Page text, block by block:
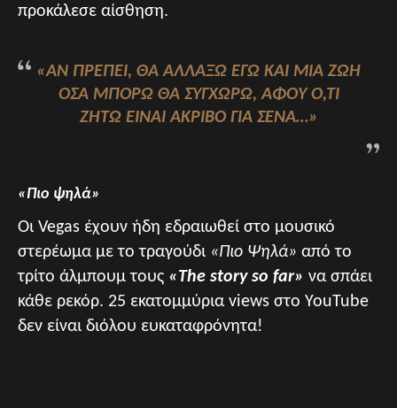
προκάλεσε αίσθηση.
«ΑΝ ΠΡΈΠΕΙ, ΘΑ ΑΛΛΆΞΩ ΕΓΏ ΚΑΙ ΜΙΑ ΖΩΉ
ΌΣΑ ΜΠΟΡΏ ΘΑ ΣΥΓΧΩΡΏ, ΑΦΟΎ Ό,ΤΙ
ΖΗΤΏ ΕΊΝΑΙ ΑΚΡΙΒΌ ΓΙΑ ΣΈΝΑ…»
«Πιο ψηλά»
Οι Vegas έχουν ήδη εδραιωθεί στο μουσικό
στερέωμα με το τραγούδι «Πιο Ψηλά» από το
τρίτο άλμπουμ τους «The story so far» να σπάει
κάθε ρεκόρ. 25 εκατομμύρια views στο YouTube
δεν είναι διόλου ευκαταφρόνητα!